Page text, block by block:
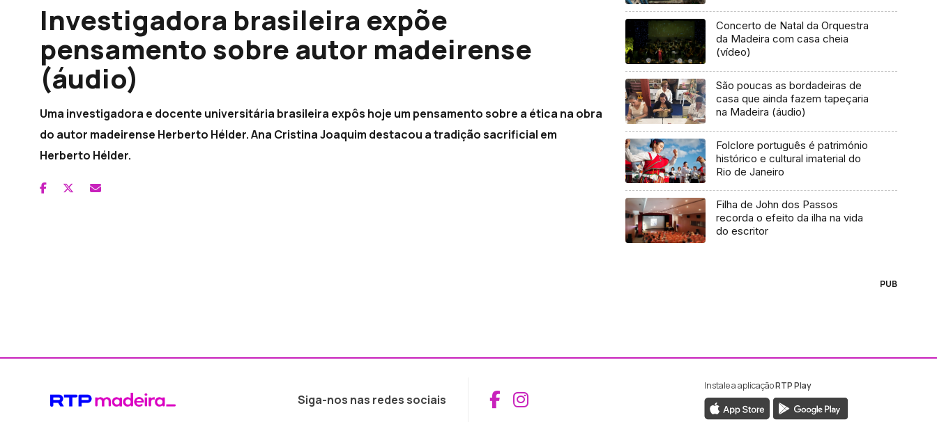
Investigadora brasileira expõe
pensamento sobre autor madeirense
(áudio)
Uma investigadora e docente universitária brasileira expôs hoje um pensamento sobre a ética na obra
do autor madeirense Herberto Hélder. Ana Cristina Joaquim destacou a tradição sacrificial em
Herberto Hélder.
Concerto de Natal da Orquestra
da Madeira com casa cheia
(vídeo)
São poucas as bordadeiras de
casa que ainda fazem tapeçaria
na Madeira (áudio)
Folclore português é património
histórico e cultural imaterial do
Rio de Janeiro
Filha de John dos Passos
recorda o efeito da ilha na vida
do escritor
PUB
Siga-nos nas redes sociais Aceder ao Facebook da RTP Madeira
Aceder ao Instagram da RTP Madeira
Instale a aplicaçãoRTP Play